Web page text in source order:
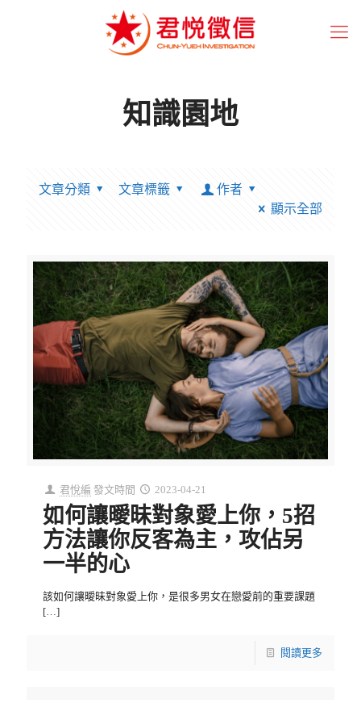
知識園地
文章分類 文章標籤
作者
顯示全部
君悅編 發文時間 2023-04-21
如何讓曖昧對象愛上你，5招
方法讓你反客為主，攻佔另
一半的心
該如何讓曖昧對象愛上你，是很多男女在戀愛前的重要課題
[…]
閱讀更多